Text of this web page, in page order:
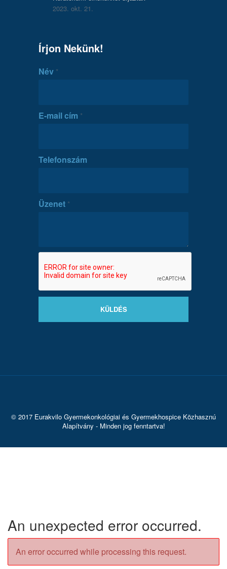
2023. okt. 21.
Írjon Nekünk!
Név *
E-mail cím *
Telefonszám
Üzenet *
KÜLDÉS
© 2017 Eurakvilo Gyermekonkológiai és Gyermekhospice Közhasznú
Alapítvány - Minden jog fenntartva!
An unexpected error occurred.
An error occurred while processing this request.